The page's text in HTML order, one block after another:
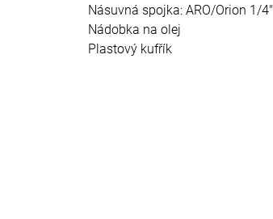
Násuvná spojka: ARO/Orion 1/4"
Nádobka na olej
Plastový kufřík